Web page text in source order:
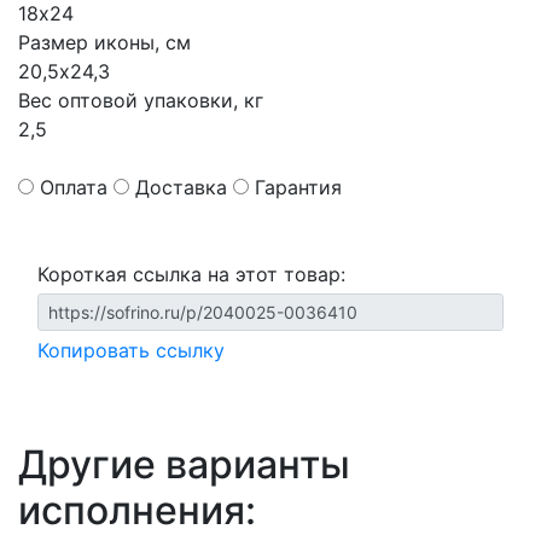
18х24
Размер иконы, см
20,5х24,3
Вес оптовой упаковки, кг
2,5
Оплата Доставка Гарантия
Короткая ссылка на этот товар:
Копировать ссылку
Другие варианты
исполнения: